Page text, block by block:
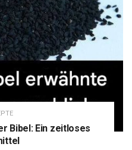
Bibel: Ein zeitloses